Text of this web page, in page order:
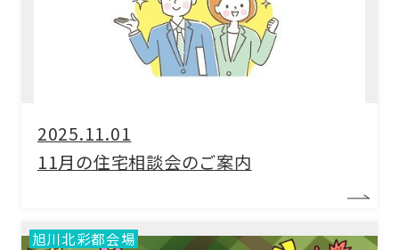
2025.11.01
11月の住宅相談会のご案内
旭川北彩都会場